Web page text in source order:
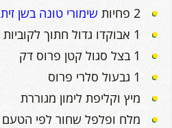
2 פחיות
שימורי טונה בשן זית
1 אבוקדו גדול חתוך לקוביות
1 בצל סגול קטן פרוס דק
1 גבעול סלרי פרוס
מיץ וקליפת לימון מגוררת
מלח ופלפל שחור לפי הטעם